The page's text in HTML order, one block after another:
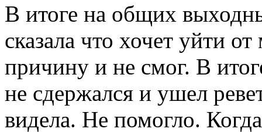
В итоге на общих
сказала что хочет уйти
причину и не смог. В
не сдержался и ушел
видела. Не помогло.